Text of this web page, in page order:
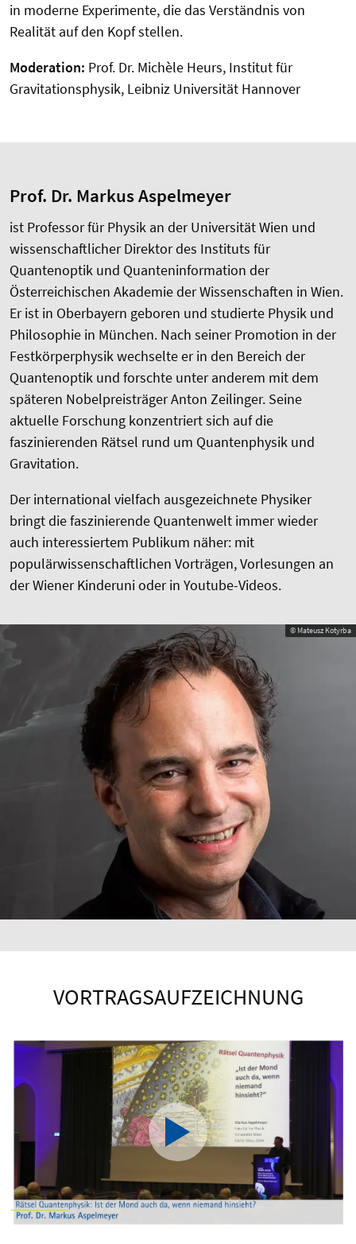
in moderne Experimente, die das Verständnis von
Realität auf den Kopf stellen.
Moderation: Prof. Dr. Michèle Heurs, Institut für
Gravitationsphysik, Leibniz Universität Hannover
Prof. Dr. Markus Aspelmeyer
ist Professor für Physik an der Universität Wien und
wissenschaftlicher Direktor des Instituts für
Quantenoptik und Quanteninformation der
Österreichischen Akademie der Wissenschaften in Wien.
Er ist in Oberbayern geboren und studierte Physik und
Philosophie in München. Nach seiner Promotion in der
Festkörperphysik wechselte er in den Bereich der
Quantenoptik und forschte unter anderem mit dem
späteren Nobelpreisträger Anton Zeilinger. Seine
aktuelle Forschung konzentriert sich auf die
faszinierenden Rätsel rund um Quantenphysik und
Gravitation.
Der international vielfach ausgezeichnete Physiker
bringt die faszinierende Quantenwelt immer wieder
auch interessiertem Publikum näher: mit
populärwissenschaftlichen Vorträgen, Vorlesungen an
der Wiener Kinderuni oder in Youtube-Videos.
© Mateusz Kotyrba
VORTRAGSAUFZEICHNUNG